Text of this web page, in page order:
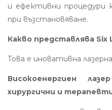
и ефективни процедури
при възстановяване.
Какво представлява Six
Това е иновативна
Високоенергиен
хирургични и